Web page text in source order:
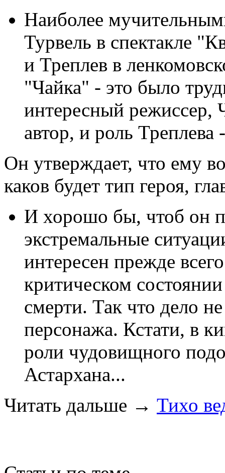
Наиболее
Турвель в спектакле
и Треплев в
"Чайка" - это было
интересный режиссер,
автор, и роль
Он утверждает, что ему
каков будет тип героя,
И хорошо бы, чтоб он
экстремальные
интересен прежде
критическом
смерти. Так что дело
персонажа. Кстати, в
роли чудовищного
Астархана...
Читать дальше → Тихо